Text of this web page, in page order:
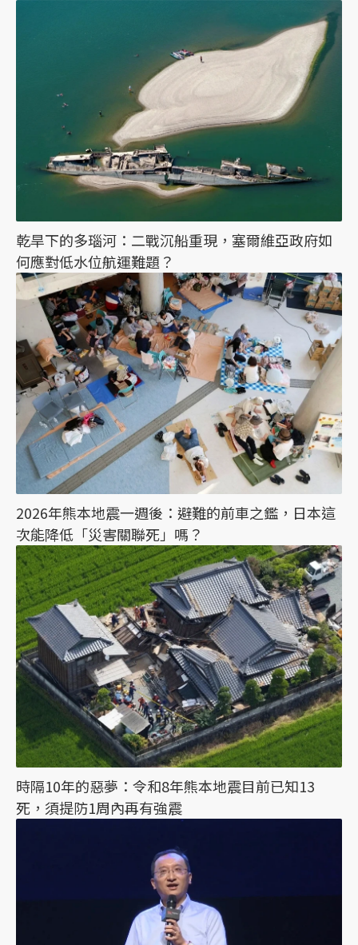
乾旱下的多瑙河：二戰沉船重現，塞爾維亞政府如
何應對低水位航運難題？
2026年熊本地震一週後：避難的前車之鑑，日本這
次能降低「災害關聯死」嗎？
時隔10年的惡夢：令和8年熊本地震目前已知13
死，須提防1周內再有強震